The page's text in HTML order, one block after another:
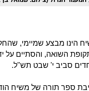
הינו מבצע שמיימי,
השואה, והסתיים על
סביב י' שבט תש"ל.
ספר תורה של משיח